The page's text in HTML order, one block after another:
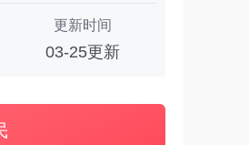
更新时间
03-25更新